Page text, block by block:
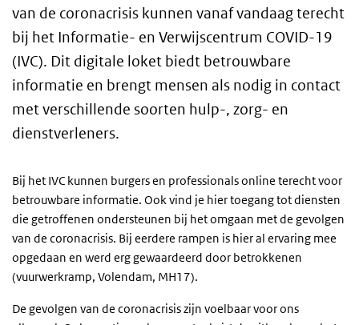
van de coronacrisis kunnen vanaf vandaag terecht
bij het Informatie- en Verwijscentrum COVID-19
(IVC). Dit digitale loket biedt betrouwbare
informatie en brengt mensen als nodig in contact
met verschillende soorten hulp-, zorg- en
dienstverleners.
Bij het IVC kunnen burgers en professionals online terecht voor
betrouwbare informatie. Ook vind je hier toegang tot diensten
die getroffenen ondersteunen bij het omgaan met de gevolgen
van de coronacrisis. Bij eerdere rampen is hier al ervaring mee
opgedaan en werd erg gewaardeerd door betrokkenen
(vuurwerkramp, Volendam, MH17).
De gevolgen van de coronacrisis zijn voelbaar voor ons